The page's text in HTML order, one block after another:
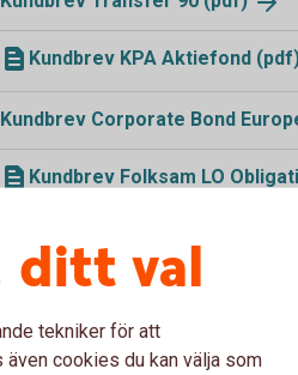
Kundbrev KPA Aktiefond
Kundbrev Corporate Bond
Kundbrev Folksam LO
Kundbrev Access Asien (pdf)
ditt val
tekniker för att
cookies du kan välja som